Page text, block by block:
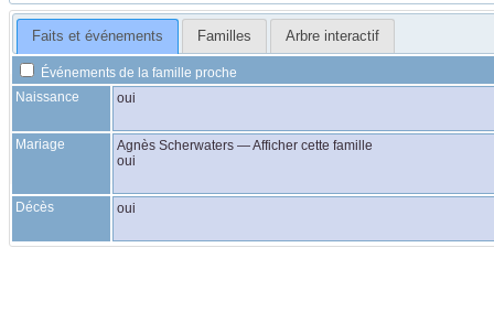
Faits et événements Familles Arbre interactif
Événements de la famille proche
Naissance
oui
Mariage Agnès Scherwaters —Afficher cette famille
oui
Décès oui